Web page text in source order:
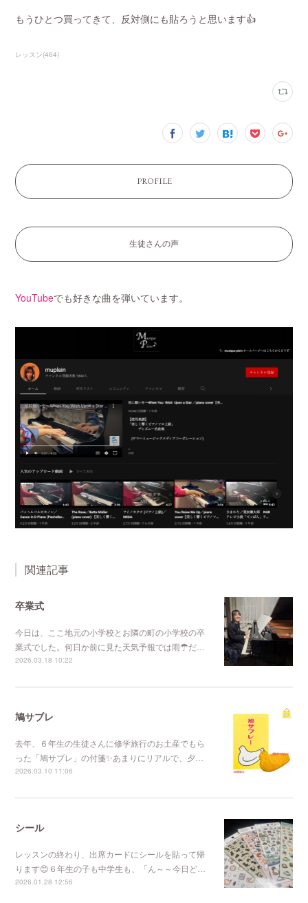
もうひとつ買ってきて、反対側にも貼ろうと思います👍
レッスン(464)
PROFILE
生徒さんの声
YouTubeでも好きな曲を弾いています。
関連記事
卒業式
今日は、ここ地元の小学校とお隣の町の小学校の卒
業式でした。何日か前に見た天気予報では雨☂だ…
2026.03.18 10:22
鳩サブレ
去年、６年生の生徒さんに修学旅行のお土産でもら
った「鳩サブレ」の付箋✨あまりにリアルで、夕…
2026.03.10 11:06
シール
レッスンの終わり、出席カードにシールを貼って帰
ります😊６年生の子も中学生も、「ん～～今日ど…
2026.01.28 12:56